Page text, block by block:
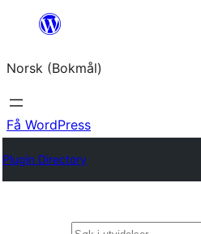
Hopp
innhold
Norsk (Bokmål)
Få WordPress
Plugin Directory